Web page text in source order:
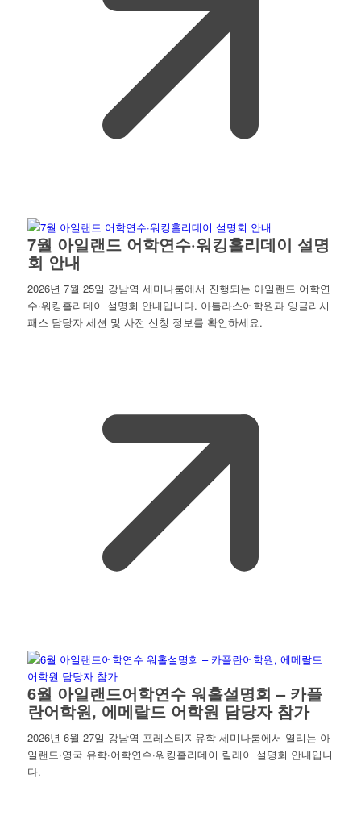
7월 아일랜드 어학연수·워킹홀리데이 설명
회 안내
2026년 7월 25일 강남역 세미나룸에서 진행되는 아일랜드 어학연
수·워킹홀리데이 설명회 안내입니다. 아틀라스어학원과 잉글리시
패스 담당자 세션 및 사전 신청 정보를 확인하세요.
6월 아일랜드어학연수 워홀설명회 – 카플
란어학원, 에메랄드 어학원 담당자 참가
2026년 6월 27일 강남역 프레스티지유학 세미나룸에서 열리는 아
일랜드·영국 유학·어학연수·워킹홀리데이 릴레이 설명회 안내입니
다.